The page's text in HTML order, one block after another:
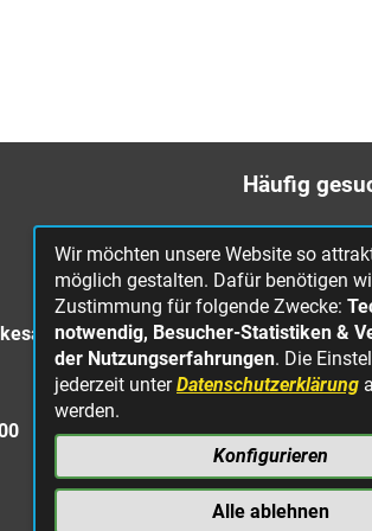
Häufig
Bürgerbüro
Online
Was erledige
defekt
Wir möchten unsere Website so
möglich gestalten. Dafür benötigen
Zustimmung für folgende Zwecke:
notwendig, Besucher-Statistiken &
der Nutzungserfahrungen. Die
jederzeit unterDatenschutzerklärung
werden.
Konfigurieren
Alle ablehnen